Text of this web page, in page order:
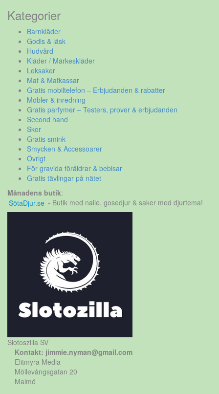
Kategorier
Barnkläder
Godis & läsk
Hudvård
Kläder / Märkeskläder
Leksaker
Mat & Matkassar
Gratis mobiltelefon – Erbjudanden & rabatter
Möbler & inredning
Gratis parfymer – Testers, prover & erbjudanden
Second hand
Skor
Gratis smink
Smycken & Accessoarer
Övrigt
För gravida föräldrar & bebisar
Gratis tävlingar på nätet
Månadens butik:
SötaDjur.se - Butik med nalle, gosedjur & saker med djurtema!
Slotoszilla SV
Kontakt: jimmie.nyman@gmail.com
Elitmyra Media
Möllevångsgatan 20
Malmö